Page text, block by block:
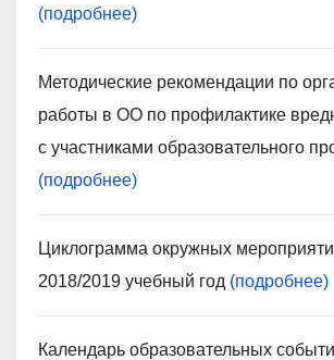
(подробнее)
Методические рекомендации по
работы в ОО по профилактике
с участниками образовательного
(подробнее)
Циклограмма окружных
2018/2019 учебный год (подробнее)
Календарь образовательных